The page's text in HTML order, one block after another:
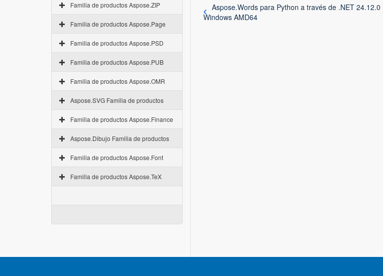
Familia de productos Aspose.ZIP
Familia de productos Aspose.Page
Familia de productos Aspose.PSD
Familia de productos Aspose.PUB
Familia de productos Aspose.OMR
Aspose.SVG Familia de productos
Familia de productos Aspose.Finance
Aspose.Dibujo Familia de productos
Familia de productos Aspose.Font
Familia de productos Aspose.TeX
Aspose.Words para Python a través de .NET 24.12.0
Windows AMD64